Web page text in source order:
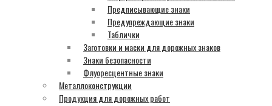
Предписывающие знаки
Предупреждающие знаки
Таблички
Заготовки и маски для дорожных знаков
Знаки безопасности
Флуоресцентные знаки
Металлоконструкции
Продукция для дорожных работ